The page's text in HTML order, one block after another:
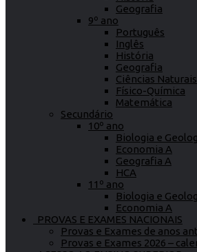
Geografia
9º ano
Português
Inglês
História
Geografia
Ciências Naturais
Físico-Química
Matemática
Secundário
10º ano
Biologia e
Economia A
Geografia A
HCA
11º ano
Biologia e
Economia A
PROVAS E EXAMES NACIONAIS
Provas e Exames de anos
Provas e Exames 2026 –